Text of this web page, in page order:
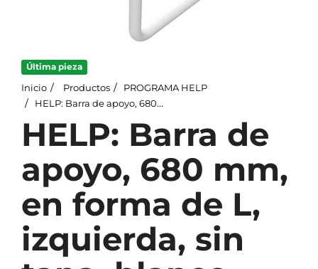
Última pieza
Inicio Productos
PROGRAMA HELP
HELP: Barra de apoyo, 680 mm, en forma de L, izquierda, sin tapa, blanco
HELP: Barra de
apoyo, 680 mm,
en forma de L,
izquierda, sin